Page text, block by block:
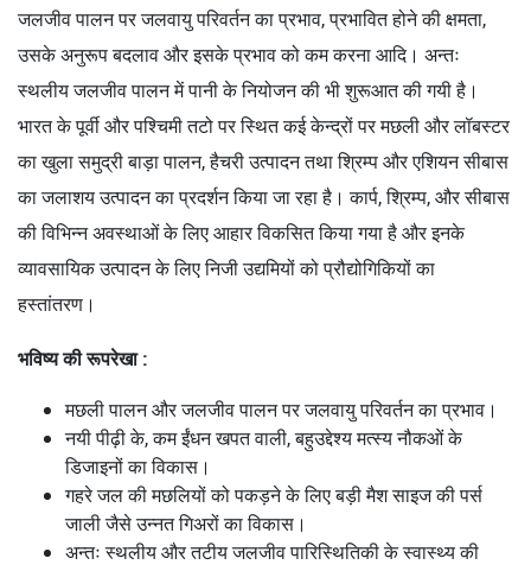
जलजीव पालन पर जलवायु परिवर्तन का प्रभाव, प्रभावित होने की क्षमता,
उसके अनुरूप बदलाव और इसके प्रभाव को कम करना आदि। अन्तः
स्थलीय जलजीव पालन में पानी के नियोजन की भी शुरूआत की गयी है।
भारत के पूर्वी और पश्चिमी तटो पर स्थित कई केन्द्रों पर मछली और लॉबस्टर
का खुला समुद्री बाड़ा पालन, हैचरी उत्पादन तथा श्रिम्प और एशियन सीबास
का जलाशय उत्पादन का प्रदर्शन किया जा रहा है। कार्प, श्रिम्प, और सीबास
की विभिन्न अवस्थाओं के लिए आहार विकसित किया गया है और इनके
व्यावसायिक उत्पादन के लिए निजी उद्यमियों को प्रौद्योगिकियों का
हस्तांतरण।
भविष्य की रूपरेखा :
मछली पालन और जलजीव पालन पर जलवायु परिवर्तन का प्रभाव।
नयी पीढ़ी के, कम ईंधन खपत वाली, बहुउद्देश्य मत्स्य नौकओं के
डिजाइनों का विकास।
गहरे जल की मछलियों को पकड़ने के लिए बड़ी मैश साइज की पर्स
जाली जैसे उन्नत गिअरों का विकास।
अन्तः स्थलीय और तटीय जलजीव पारिस्थितिकी के स्वास्थ्य की